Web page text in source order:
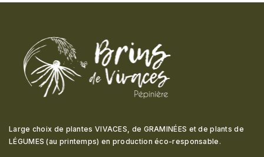
Large choix de plantes VIVACES, de GRAMINÉES et de plants de
LÉGUMES (au printemps) en production éco-responsable .